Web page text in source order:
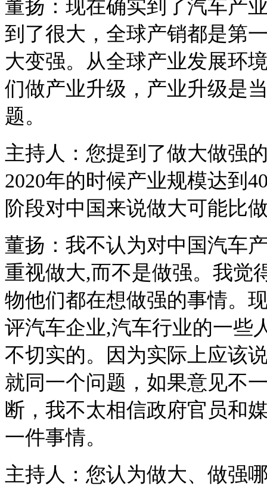
董扬：现在确实到了汽车产
到了很大，全球产销都是第
大变强。从全球产业发展环
们做产业升级，产业升级是
题。
主持人：您提到了做大做强
2020年的时候产业规模达到
阶段对中国来说做大可能比
董扬：我不认为对中国汽车
重视做大,而不是做强。我觉
物他们都在想做强的事情。
评汽车企业,汽车行业的一些
不切实的。因为实际上应该
就同一个问题，如果意见不
断，我不太相信政府官员和
一件事情。
主持人：您认为做大、做强